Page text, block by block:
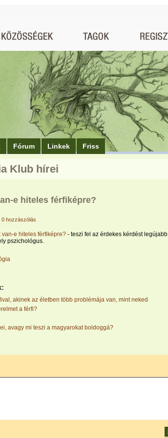
Fórum Linkek Friss
Klub hírei
e hiteles férfiképre?
0 hozzászólás
van-e hiteles férfiképre? - teszi fel az érdekes kérdést legújabb
pszichológus.
akinek az életben több problémája van, mint neked
a férfi?
avagy mi teszi a magyarokat boldoggá?